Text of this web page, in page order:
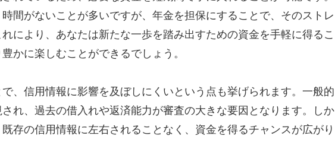
間がないことが多いですが、年金を担保にすることで、そのストレ
により、あなたは新たな一歩を踏み出すための資金を手軽に得るこ
かに楽しむことができるでしょう。
、信用情報に影響を及ぼしにくいという点も挙げられます。一般的
れ、過去の借入れや返済能力が審査の大きな要因となります。しか
存の信用情報に左右されることなく、資金を得るチャンスが広がり